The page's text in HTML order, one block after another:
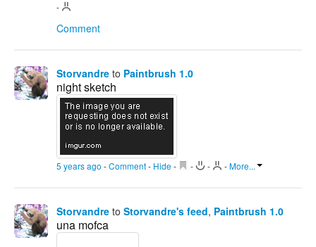
-
Comment
Storvandre to Paintbrush 1.0
night sketch
5 years ago -Comment- Hide - - - -More...
Storvandre to Storvandre's feed, Paintbrush 1.0
una mofca